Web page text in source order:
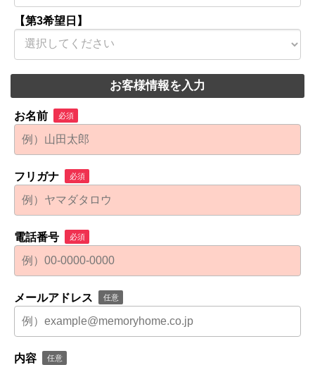
【第3希望日】
お客様情報を入力
お名前 必須
フリガナ 必須
電話番号 必須
メールアドレス 任意
内容 任意